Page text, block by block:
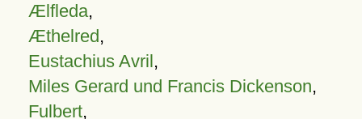
Ælfleda,
Æthelred,
Eustachius Avril,
Miles Gerard und Francis Dickenson,
Fulbert,